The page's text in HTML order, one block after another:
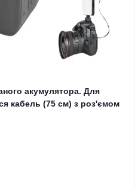
акумулятора. Для
кабель (75 см) з роз'ємом